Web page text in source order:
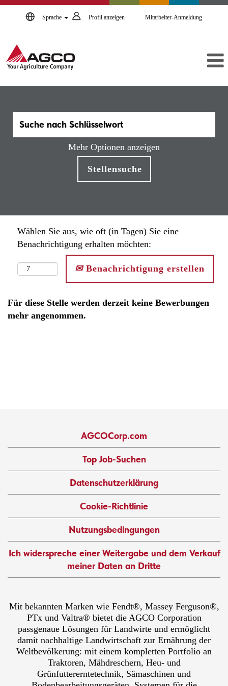
Sprache Profil anzeigen Mitarbeiter-Anmeldung
Mehr Optionen anzeigen
Wählen Sie aus, wie oft (in Tagen) Sie eine
Benachrichtigung erhalten möchten:
Benachrichtigung erstellen
Für diese Stelle werden derzeit keine Bewerbungen
mehr angenommen.
AGCOCorp.com
Top Job-Suchen
Datenschutzerklärung
Cookie-Richtlinie
Nutzungsbedingungen
Ich widerspreche einer Weitergabe und dem Verkauf
meiner Daten an Dritte
Mit bekannten Marken wie Fendt®, Massey Ferguson®,
PTx und Valtra® bietet die AGCO Corporation
passgenaue Lösungen für Landwirte und ermöglicht
damit nachhaltige Landwirtschaft zur Ernährung der
Weltbevölkerung: mit einem kompletten Portfolio an
Traktoren, Mähdreschern, Heu- und
Grünfuttererntetechnik, Sämaschinen und